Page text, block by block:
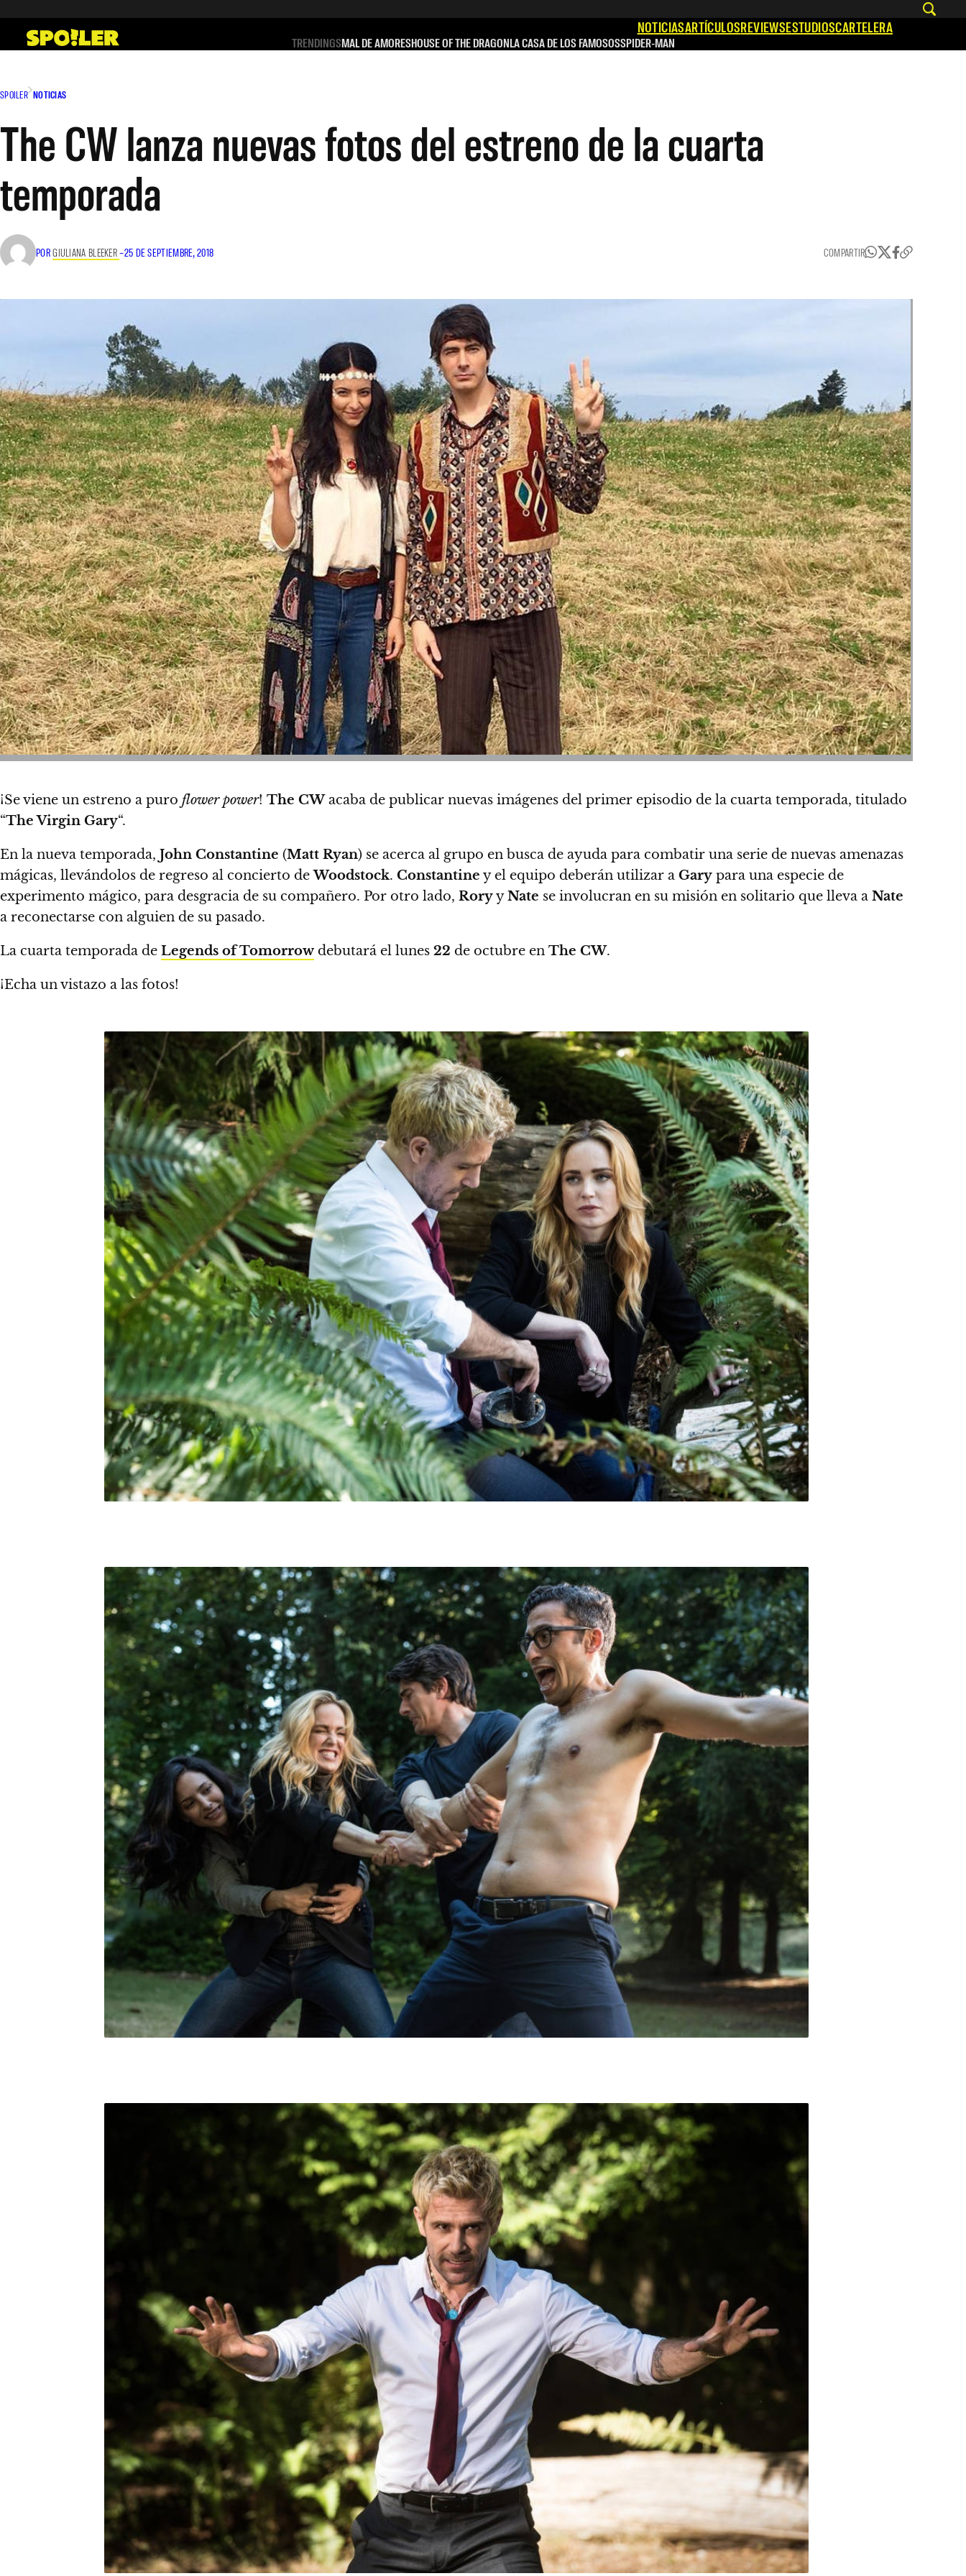
contenido
NOTICIASARTÍCULOSREVIEWSESTUDIOSCARTELERA
TRENDINGSMAL DE AMORESHOUSE OF THE DRAGONLA CASA DE LOS FAMOSOSSPIDER-MAN
SPOILER NOTICIAS
The CW lanza nuevas fotos del estreno de la cuarta
temporada
PORGIULIANA BLEEKER–25 DE SEPTIEMBRE, 2018 COMPARTIR
¡Se viene un estreno a puro flower power! The CWacaba de publicar nuevas imágenes del primer episodio de la cuarta temporada, titulado
“The Virgin Gary“.
En la nueva temporada, John Constantine (Matt Ryan) se acerca al grupo en busca de ayuda para combatir una serie de nuevas amenazas
mágicas, llevándolos de regreso al concierto deWoodstock. Constantine y el equipo deberán utilizar a Gary para una especie de
experimento mágico, para desgracia de su compañero. Por otro lado, RoryyNate se involucran en su misión en solitario que lleva a Nate
a reconectarse con alguien de su pasado.
La cuarta temporada de Legends of Tomorrow debutará el lunes 22 de octubre en The CW.
¡Echa un vistazo a las fotos!